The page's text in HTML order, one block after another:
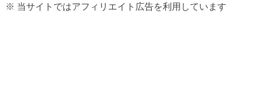
※ 当サイトではアフィリエイト広告を利用しています